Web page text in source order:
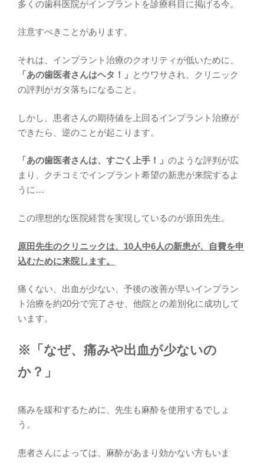
多くの歯科医院がインプラントを診療科目に掲げる今。
注意すべきことがあります。
それは、インプラント治療のクオリティが低いために、
「あの歯医者さんはヘタ！」 とウワサされ、クリニック
の評判がガタ落ちになること。
しかし、患者さんの期待値を上回るインプラント治療が
できたら、逆のことが起こります。
「あの歯医者さんは、すごく上手！」のような評判が広
まり、クチコミでインプラント希望の新患が来院するよ
うに…
この理想的な医院経営を実現しているのが原田先生。
原田先生のクリニックは、10人中6人の新患が、自費を申
込むために来院します。
痛くない、出血が少ない、予後の改善が早いインプラン
ト治療を約20分で完了させ、他院との差別化に成功して
います。
※「なぜ、痛みや出血が少ないの
か？」
痛みを緩和するために、先生も麻酔を使用するでしょ
う。
患者さんによっては、麻酔があまり効かない方もいま